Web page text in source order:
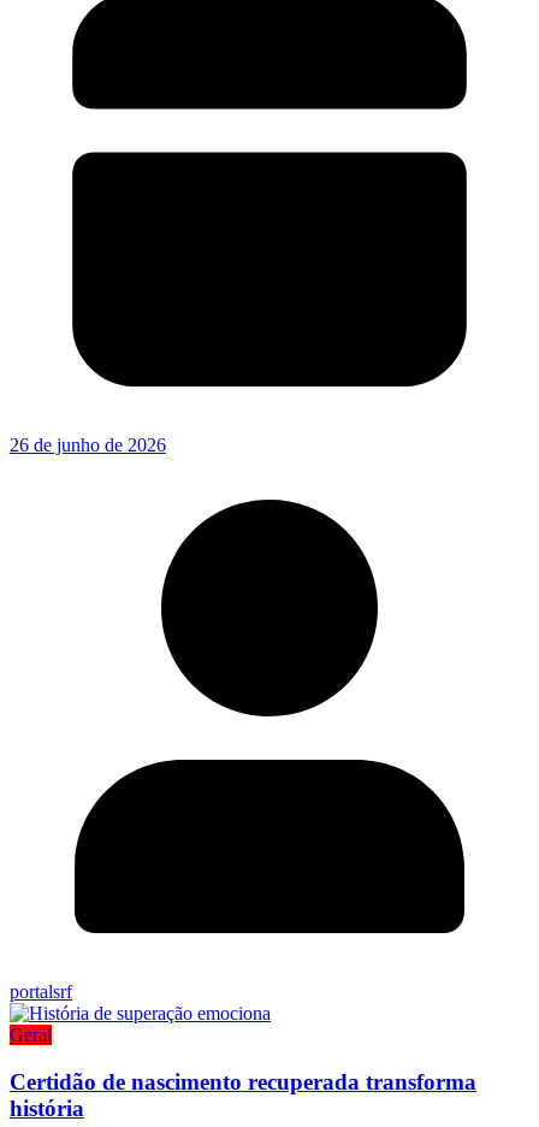
26 de junho de 2026
portalsrf
Geral
Certidão de nascimento recuperada transforma
história